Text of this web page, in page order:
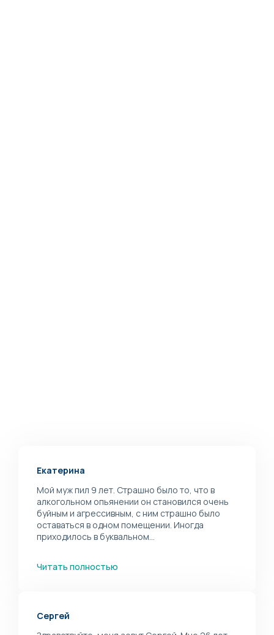
Екатерина
Мой муж пил 9 лет. Страшно было то, что в
алкогольном опьянении он становился очень
буйным и агрессивным, с ним страшно было
оставаться в одном помещении. Иногда
приходилось в буквальном...
Читать полностью
Сергей